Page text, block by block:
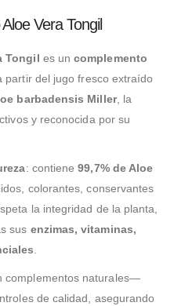
Vera Tongil
Tongil es uncomplemento
partir del jugo fresco extraído
barbadensis Miller, la
y reconocida por su
: contiene99,7% de Aloe
colorantes, conservantes
la integridad de la planta,
sus enzimas, vitaminas,
.
complementos naturales—
de calidad, asegurando